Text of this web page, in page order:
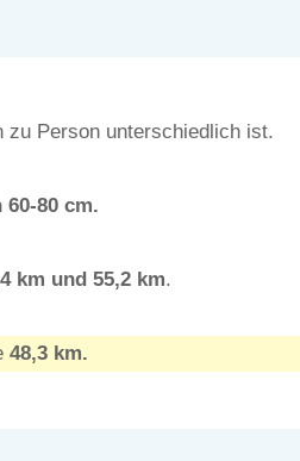
zu Person unterschiedlich ist.
80 cm.
km und 55,2 km.
48,3 km.